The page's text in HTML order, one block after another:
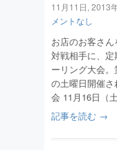
11月11日, 2013
メントなし
お店のお客さ
対戦相手に、
ーリング大会
の土曜日開催
会 11月16日（
記事を読む →